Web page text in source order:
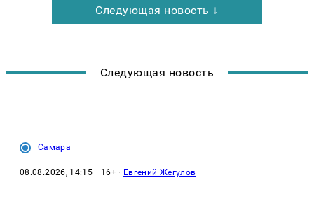
Следующая новость ↓
Следующая новость
Самара
08.08.2026, 14:15 · 16+ · Евгений Жегулов